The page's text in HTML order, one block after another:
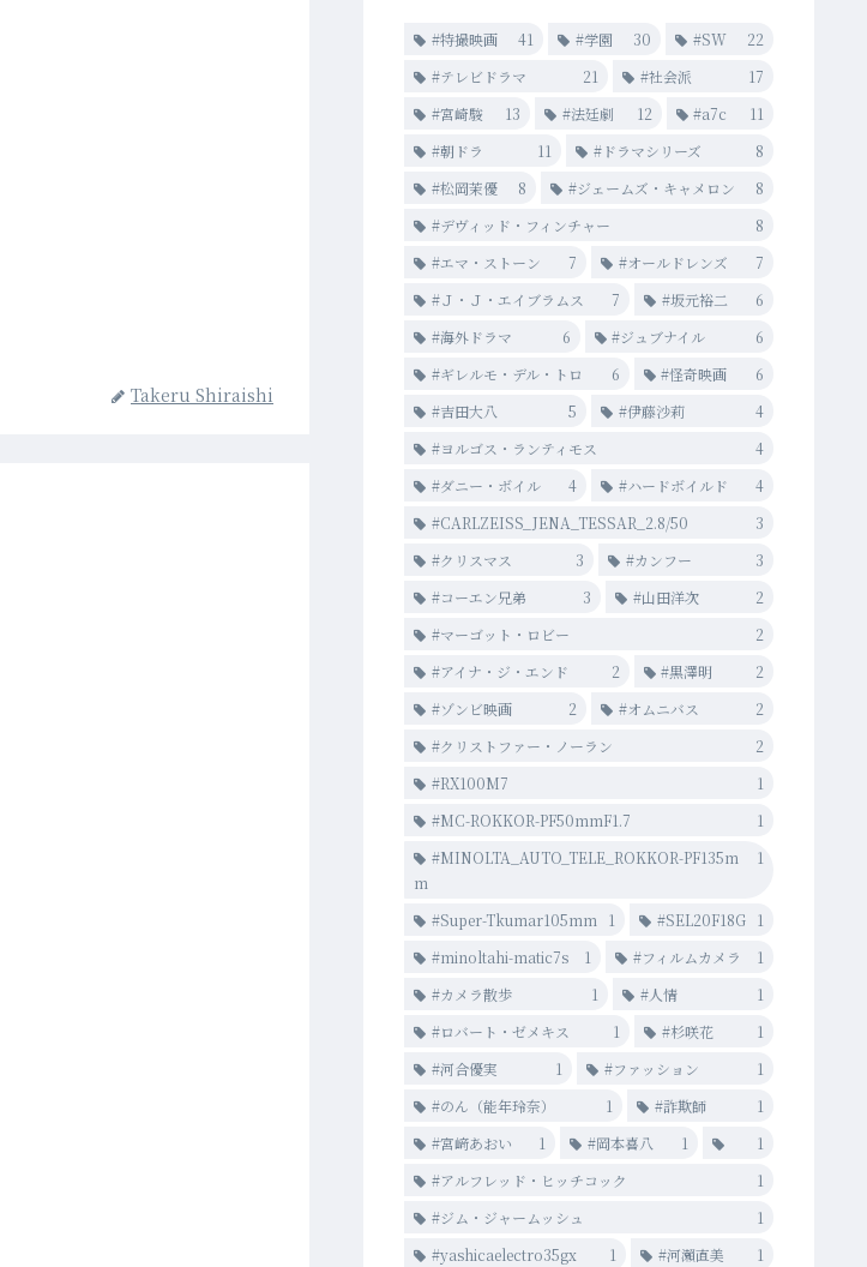
Takeru Shiraishi
#特撮映画 41 #学園 30 #SW
22
#テレビドラマ
21 #社会派
17
#宮崎駿
13 #法廷劇 12 #a7c
11
#朝ドラ
11 #ドラマシリーズ
8
#松岡茉優
8 #ジェームズ・キャメロン
8
#デヴィッド・フィンチャー
8
#エマ・ストーン
7 #オールドレンズ
7
#Ｊ・Ｊ・エイブラムス
7 #坂元裕二
6
#海外ドラマ
6 #ジュブナイル
6
#ギレルモ・デル・トロ
6 #怪奇映画
6
#吉田大八
5 #伊藤沙莉
4
#ヨルゴス・ランティモス
4
#ダニー・ボイル
4 #ハードボイルド
4
#CARLZEISS_JENA_TESSAR_2.8/50
3
#クリスマス
3 #カンフー
3
#コーエン兄弟
3 #山田洋次
2
#マーゴット・ロビー
2
#アイナ・ジ・エンド
2 #黒澤明
2
#ゾンビ映画
2 #オムニバス
2
#クリストファー・ノーラン
2
#RX100M7
1
#MC-ROKKOR-PF50mmF1.7
1
#MINOLTA_AUTO_TELE_ROKKOR-PF135m
m
1
#Super-Tkumar105mm 1 #SEL20F18G
1
#minoltahi-matic7s
1 #フィルムカメラ
1
#カメラ散歩
1 #人情
1
#ロバート・ゼメキス
1 #杉咲花
1
#河合優実
1 #ファッション
1
#のん（能年玲奈）
1 #詐欺師
1
#宮﨑あおい
1 #岡本喜八 1
1
#アルフレッド・ヒッチコック
1
#ジム・ジャームッシュ
1
#yashicaelectro35gx
1 #河瀨直美
1